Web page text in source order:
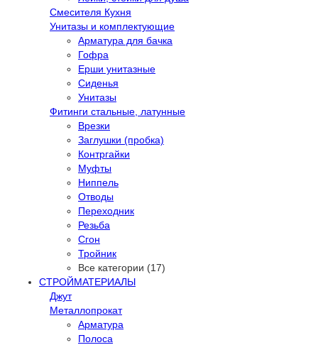
Смесителя Кухня
Унитазы и комплектующие
Арматура для бачка
Гофра
Ерши унитазные
Сиденья
Унитазы
Фитинги стальные, латунные
Врезки
Заглушки (пробка)
Контргайки
Муфты
Ниппель
Отводы
Переходник
Резьба
Сгон
Тройник
Все категории (17)
СТРОЙМАТЕРИАЛЫ
Джут
Металлопрокат
Арматура
Полоса